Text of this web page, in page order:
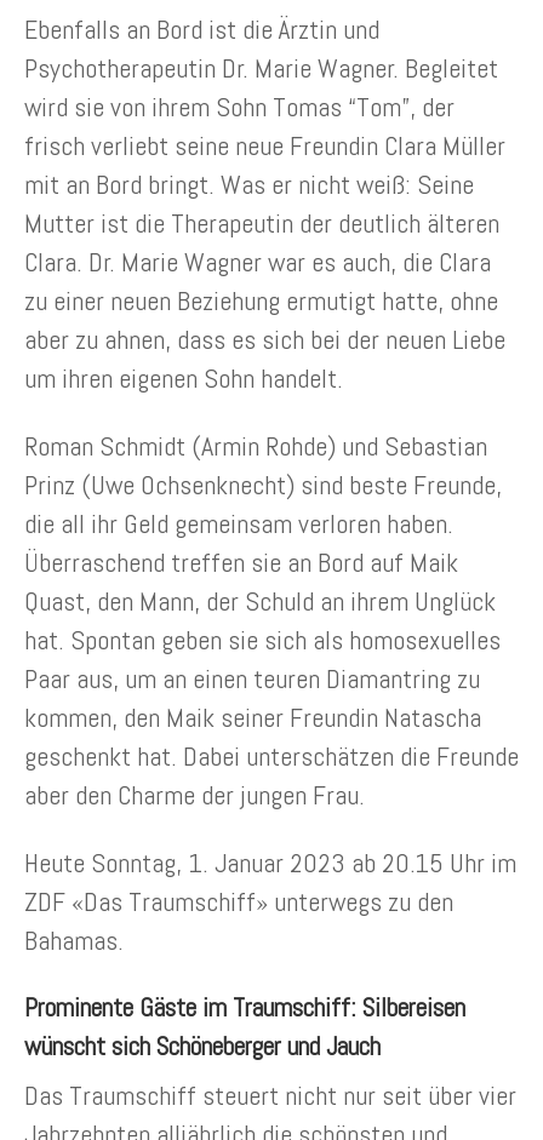
Ebenfalls an Bord ist die Ärztin und
Psychotherapeutin Dr. Marie Wagner. Begleitet
wird sie von ihrem Sohn Tomas “Tom”, der
frisch verliebt seine neue Freundin Clara Müller
mit an Bord bringt. Was er nicht weiß: Seine
Mutter ist die Therapeutin der deutlich älteren
Clara. Dr. Marie Wagner war es auch, die Clara
zu einer neuen Beziehung ermutigt hatte, ohne
aber zu ahnen, dass es sich bei der neuen Liebe
um ihren eigenen Sohn handelt.
Roman Schmidt (Armin Rohde) und Sebastian
Prinz (Uwe Ochsenknecht) sind beste Freunde,
die all ihr Geld gemeinsam verloren haben.
Überraschend treffen sie an Bord auf Maik
Quast, den Mann, der Schuld an ihrem Unglück
hat. Spontan geben sie sich als homosexuelles
Paar aus, um an einen teuren Diamantring zu
kommen, den Maik seiner Freundin Natascha
geschenkt hat. Dabei unterschätzen die Freunde
aber den Charme der jungen Frau.
Heute Sonntag, 1. Januar 2023 ab 20.15 Uhr im
ZDF «Das Traumschiff» unterwegs zu den
Bahamas.
Prominente Gäste im Traumschiff: Silbereisen
wünscht sich Schöneberger und Jauch
Das Traumschiff steuert nicht nur seit über vier